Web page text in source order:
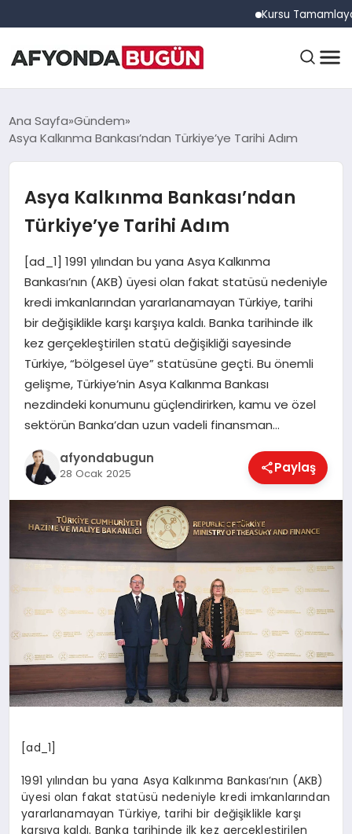
Kursu Tamamlayan
ANASAYFA
EĞITIM
EKONOMI
MAGAZIN
SAĞLIK
SIYASET
SPOR
Ana Sayfa Gündem
Asya Kalkınma Bankası’ndan Türkiye’ye Tarihi Adım
Asya Kalkınma Bankası’ndan
Türkiye’ye Tarihi Adım
[ad_1] 1991 yılından bu yana Asya Kalkınma
Bankası’nın (AKB) üyesi olan fakat statüsü nedeniyle
kredi imkanlarından yararlanamayan Türkiye, tarihi
bir değişiklikle karşı karşıya kaldı. Banka tarihinde ilk
kez gerçekleştirilen statü değişikliği sayesinde
Türkiye, “bölgesel üye” statüsüne geçti. Bu önemli
gelişme, Türkiye’nin Asya Kalkınma Bankası
nezdindeki konumunu güçlendirirken, kamu ve özel
sektörün Banka’dan uzun vadeli finansman…
afyondabugun
28 Ocak 2025 Paylaş
[ad_1]
1991 yılından bu yana Asya Kalkınma Bankası’nın (AKB)
üyesi olan fakat statüsü nedeniyle kredi imkanlarından
yararlanamayan Türkiye, tarihi bir değişiklikle karşı
karşıya kaldı. Banka tarihinde ilk kez gerçekleştirilen